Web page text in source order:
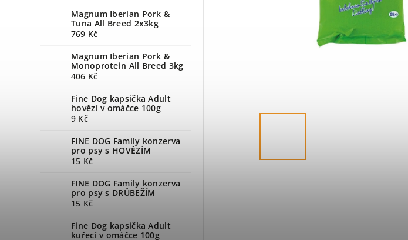
Magnum Iberian Pork &
Tuna All Breed 2x3kg
769 Kč
Magnum Iberian Pork &
Monoprotein All Breed 3kg
406 Kč
Fine Dog kapsička Adult
hovězí v omáčce 100g
9 Kč
FINE DOG Family konzerva
pro psy s HOVĚZÍM
15 Kč
FINE DOG Family konzerva
pro psy s DRŮBEŽÍM
15 Kč
Fine Dog kapsička Adult
kuřecí v omáčce 100g